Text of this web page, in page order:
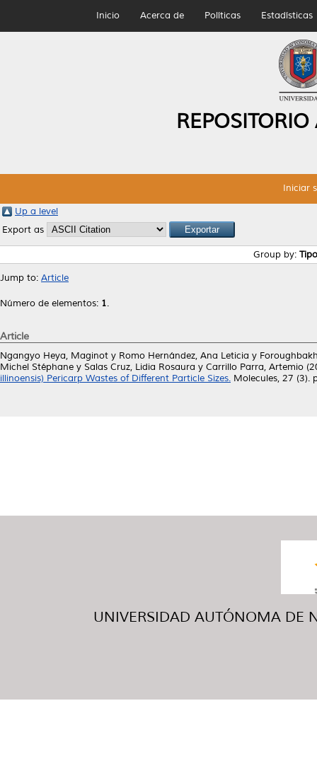
Inicio Acerca de Políticas Estadísticas
Iniciar
Up a level
Export as
Group by:
Jump to: Article
Número de elementos: 1.
Article
Ngangyo Heya, Maginot y Romo Hernández, Ana Leticia y
Michel Stéphane y Salas Cruz, Lidia Rosaura y Carrillo Parra, Artemio
illinoensis) Pericarp Wastes of Different Particle Sizes. Molecules, 27 (3).
UNIVERSIDAD AUTÓNOMA DE